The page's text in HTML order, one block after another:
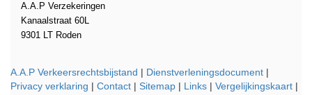
A.A.P Verzekeringen
Kanaalstraat 60L
9301 LT Roden
A.A.P Verkeersrechtsbijstand | Dienstverleningsdocument |
Privacy verklaring | Contact | Sitemap | Links | Vergelijkingskaart |